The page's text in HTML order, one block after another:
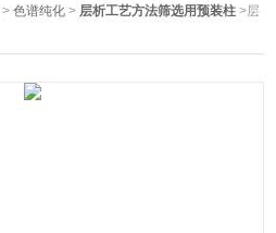
>色谱纯化 > 层析工艺方法筛选用预装柱 >层